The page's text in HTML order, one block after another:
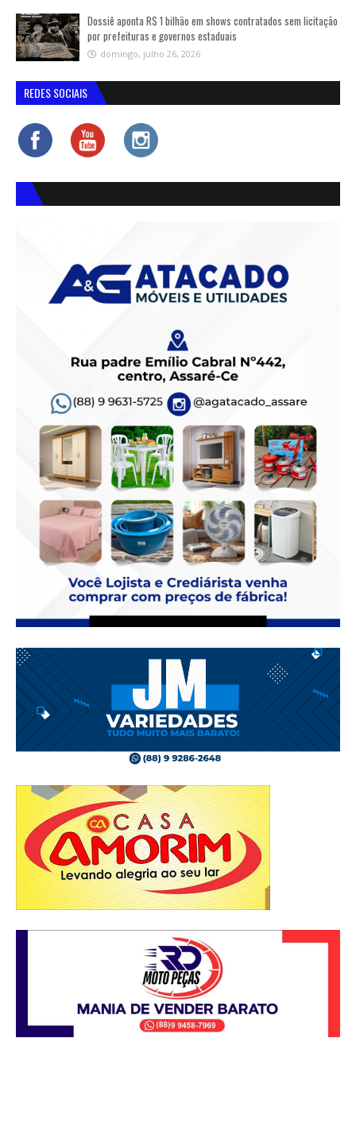
Dossiê aponta R$ 1 bilhão em shows contratados sem licitação
por prefeituras e governos estaduais
domingo, julho 26, 2026
REDES SOCIAIS